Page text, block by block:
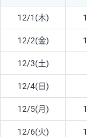
12/1(木)
12/2(金)
12/3(土)
12/4(日)
12/5(月)
12/6(火)